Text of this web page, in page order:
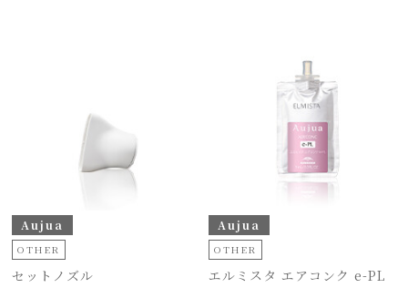
Aujua
OTHER
セットノズル
Aujua
OTHER
エルミスタ エアコンク e-PL